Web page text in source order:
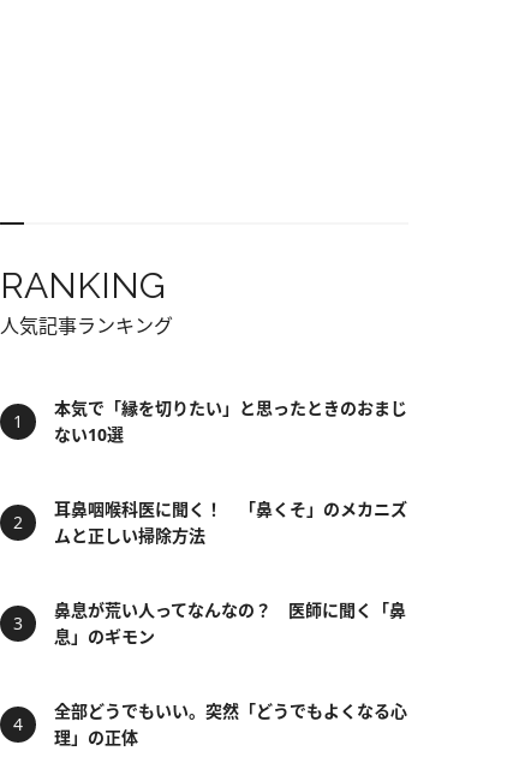
RANKING
人気記事ランキング
本気で「縁を切りたい」と思ったときのおまじ
ない10選
耳鼻咽喉科医に聞く！ 「鼻くそ」のメカニズ
ムと正しい掃除方法
鼻息が荒い人ってなんなの？ 医師に聞く「鼻
息」のギモン
全部どうでもいい。突然「どうでもよくなる心
理」の正体